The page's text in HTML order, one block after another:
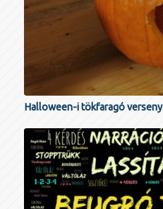
Halloween-i tökfaragó verseny